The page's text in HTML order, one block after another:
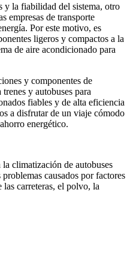
y la fiabilidad del sistema, otro
empresas de transporte
Por este motivo, es
ligeros y compactos a la
de aire acondicionado para
y componentes de
y autobuses para
fiables y de alta eficiencia
a disfrutar de un viaje cómodo
energético.
climatización de autobuses
causados por factores
las carreteras, el polvo, la